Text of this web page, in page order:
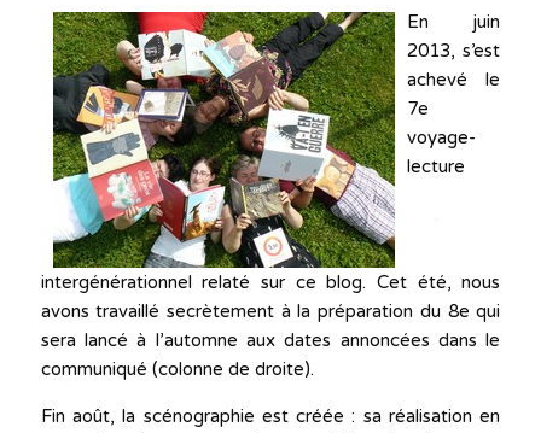
En juin
2013, s’est
achevé le
7e
voyage-
lecture
intergénérationnel relaté sur ce blog. Cet été, nous
avons travaillé secrètement à la préparation du 8e qui
sera lancé à l’automne aux dates annoncées dans le
communiqué (colonne de droite).
Fin août, la scénographie est créée : sa réalisation en